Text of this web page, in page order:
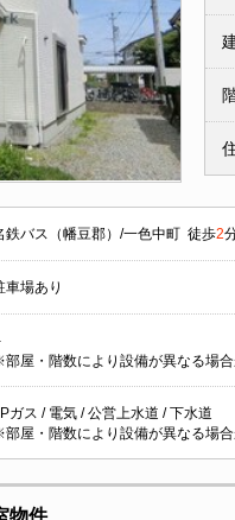
鉄バス（幡豆郡）/一色中町 徒歩2
車場あり
屋・階数により設備が異なる場合
LPガス / 電気 / 公営上水道 / 下水道
屋・階数により設備が異なる場合